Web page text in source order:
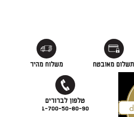
תשלום מאובטח משלוח מהיר
1-700-50-80-90